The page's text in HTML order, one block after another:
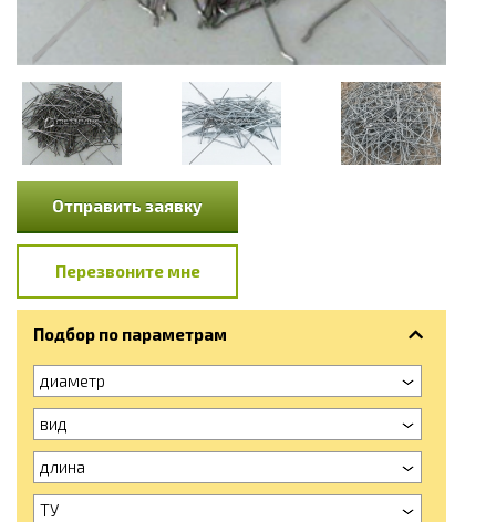
Отправить заявку
Перезвоните мне
Подбор по параметрам
диаметр
вид
длина
ТУ